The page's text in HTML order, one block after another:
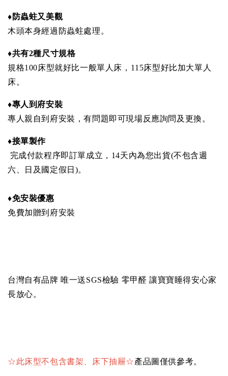
♦ 防蟲蛀又美觀
木頭本身經過防蟲蛀處理。
♦共有2種尺寸規格
規格100床型就好比一般單人床，115床型好比加大單人
床。
♦專人到府安裝
專人親自到府安裝，有問題即可現場反應詢問及更換。
♦接單製作
完成付款程序即訂單成立，14天內為您出貨(不包含週
六、日及國定假日)。
♦免安裝優惠
免費加贈到府安裝
台灣自有品牌 唯一送SGS檢驗 零甲醛 讓寶寶睡得安心家
長放心。
☆此床型不包含書架、床下抽屜☆產品圖僅供參考。